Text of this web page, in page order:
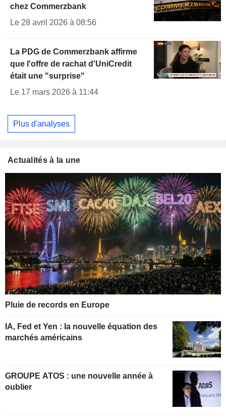
chez Commerzbank
Le 28 avril 2026 à 08:56
La PDG de Commerzbank affirme
que l'offre de rachat d'UniCredit
était une "surprise"
Le 17 mars 2026 à 11:44
Plus d'analyses
Actualités à la une
Pluie de records en Europe
IA, Fed et Yen : la nouvelle équation des
marchés américains
GROUPE ATOS : une nouvelle année à
oublier